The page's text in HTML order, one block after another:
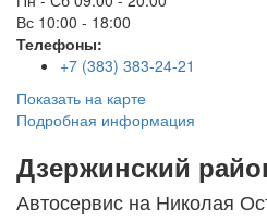
Вс 10:00 - 18:00
Телефоны:
+7 (383) 383-24-21
Показать на карте
Подробная информация
Дзержинский
Автосервис на Николая